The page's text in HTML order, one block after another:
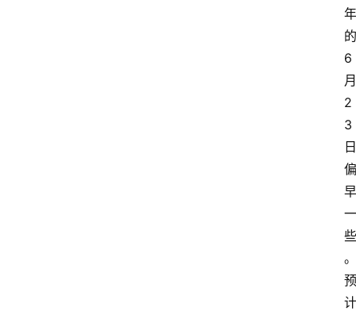
年
的
6
月
2
3
日
偏
早
一
些
。
预
计